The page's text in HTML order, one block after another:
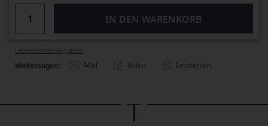
IN DEN WARENKORB
Lebensmittel­angaben
Weitersagen: Mail Teilen Empfehlen